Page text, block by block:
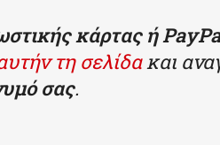
κάρτας ή
τη σελίδακαι
σας.